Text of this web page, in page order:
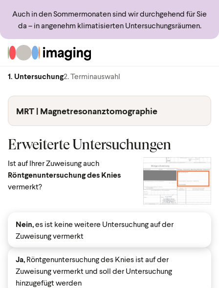
Auch in den Sommermonaten sind wir durchgehend für Sie
da – in angenehm klimatisierten Untersuchungsräumen.
Zur Startseite
1. Untersuchung2. Terminauswahl
MRT | Magnetresonanztomographie
Erweiterte Untersuchungen
Ist auf Ihrer Zuweisung auch
Röntgenuntersuchung des Knies
vermerkt?
Nein,es ist keine weitere Untersuchung auf der
Zuweisung vermerkt
Ja, Röntgenuntersuchung des Knies ist auf der
Zuweisung vermerkt und soll der Untersuchung
hinzugefügt werden